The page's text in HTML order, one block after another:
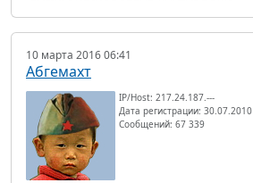
10 марта 2016 06:41
Абгемахт
IP/Host: 217.24.187.---
Дата регистрации: 30.07.2010
Сообщений: 67 339